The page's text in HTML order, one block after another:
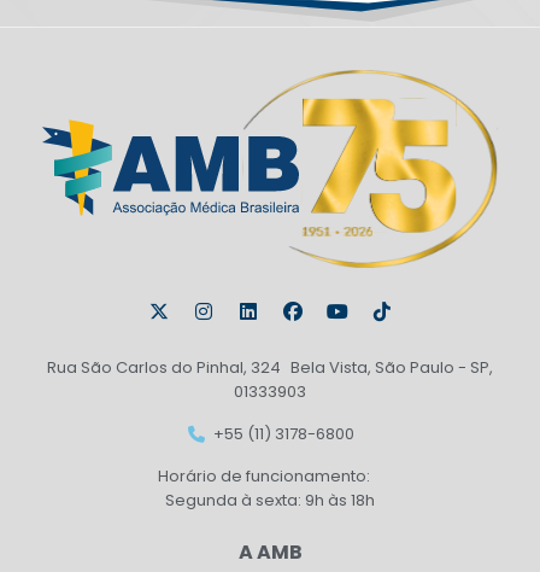
Rua São Carlos do Pinhal, 324 Bela Vista, São Paulo - SP,
01333903
+55 (11) 3178-6800
Horário de funcionamento:
Segunda à sexta: 9h às 18h
A AMB